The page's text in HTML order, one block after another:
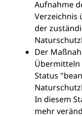
Aufnahme
Verzeichnis
der
Der
Übermitteln
Status
In diesem
mehr